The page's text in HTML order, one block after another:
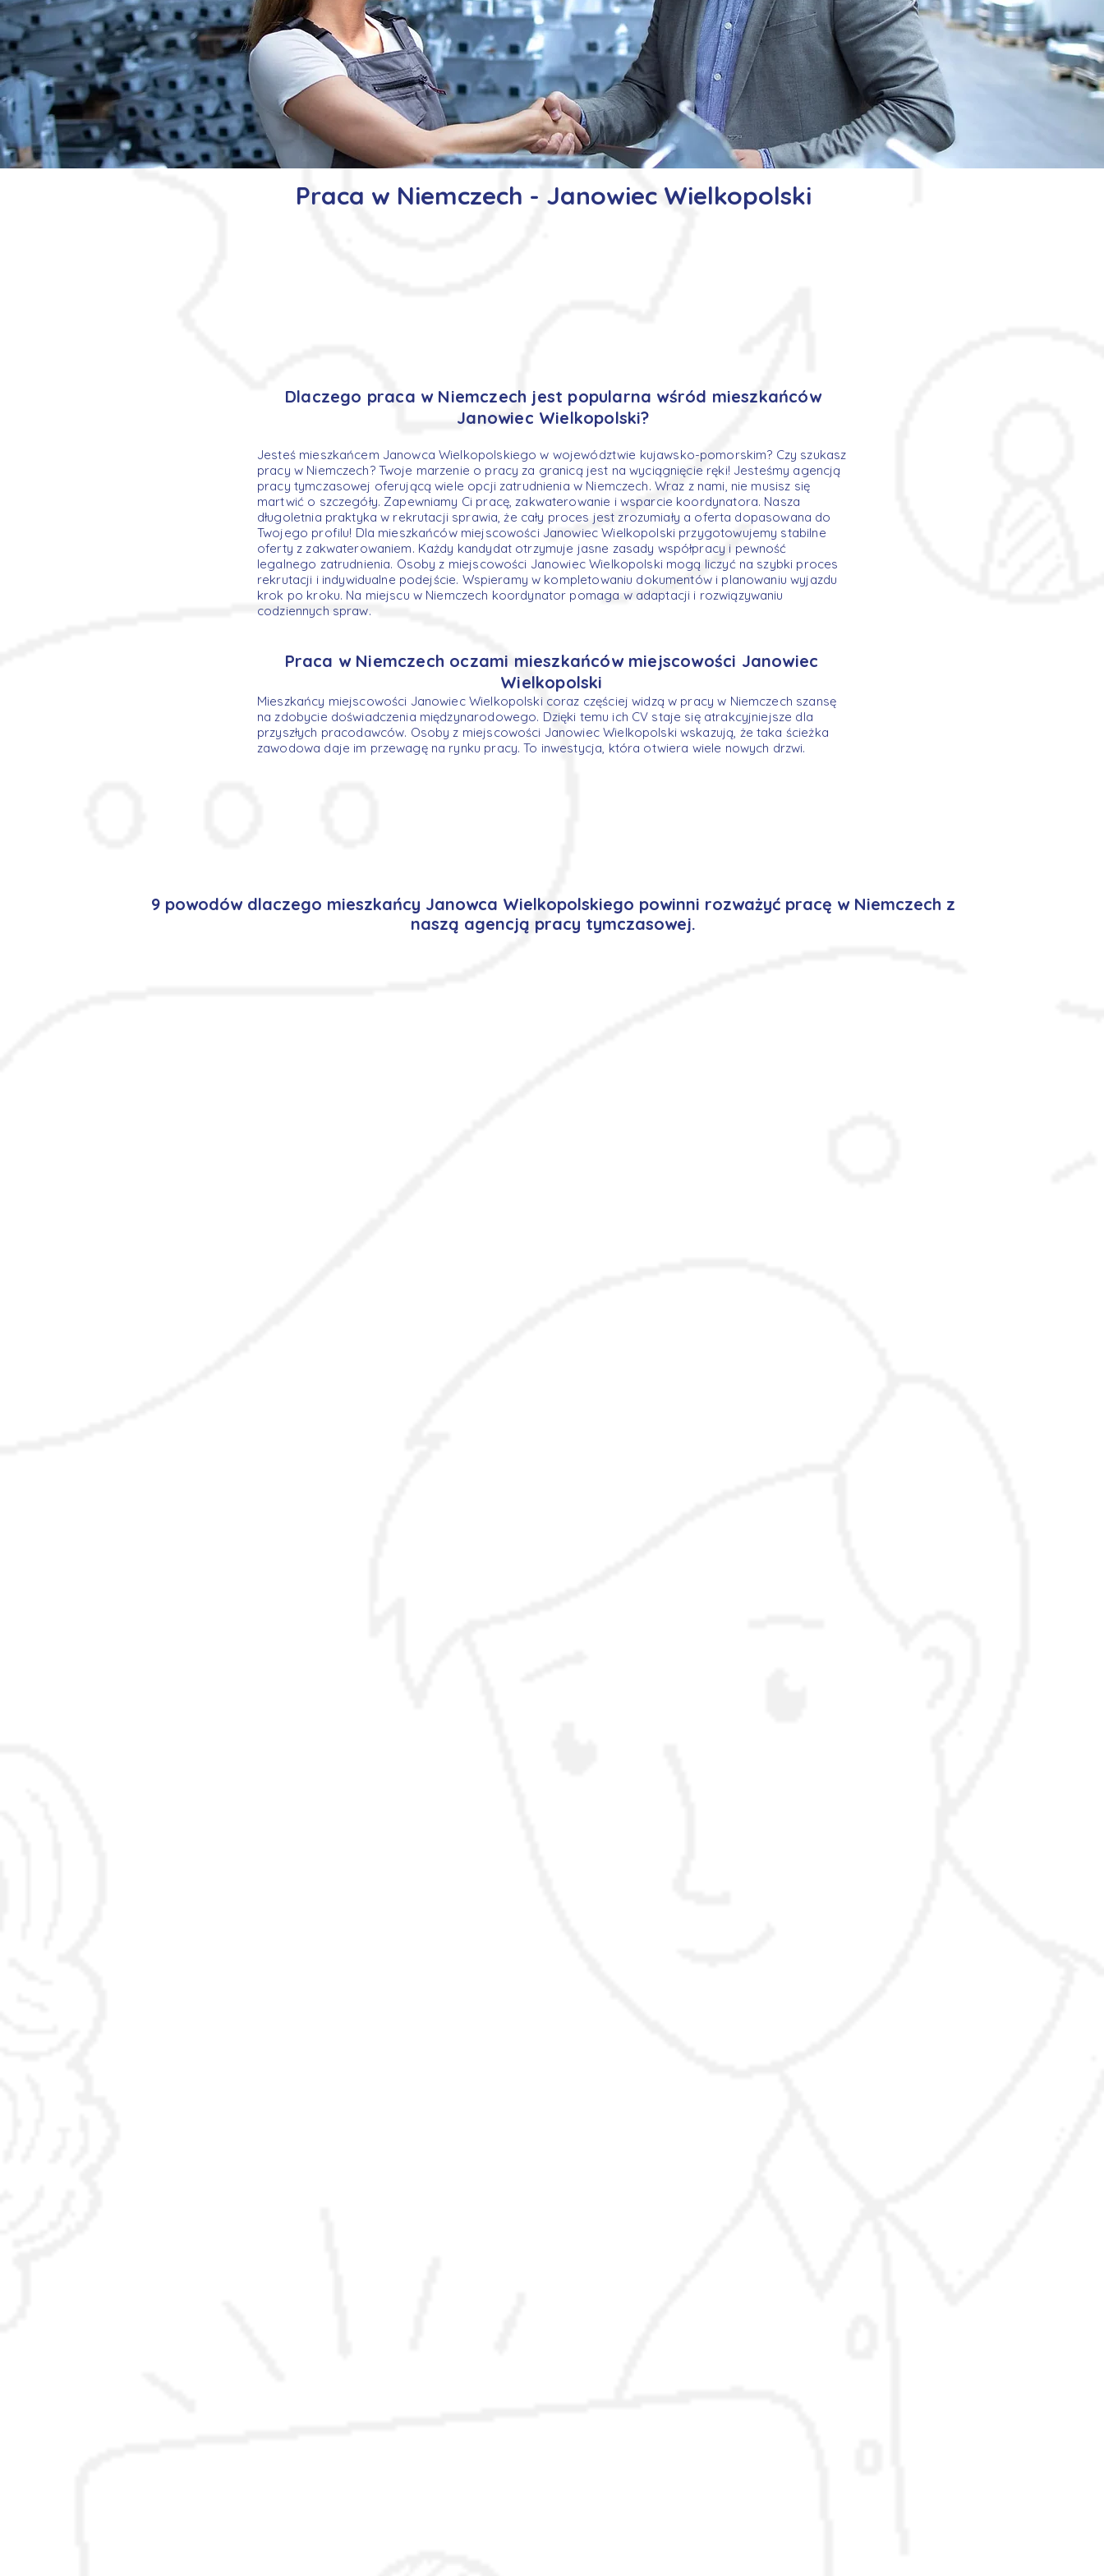
Praca w Niemczech - Janowiec Wielkopolski
Dlaczego praca w Niemczech jest popularna wśród mieszkańców
Janowiec Wielkopolski?
Jesteś mieszkańcem Janowca Wielkopolskiego w województwie kujawsko-pomorskim? Czy szukasz
pracy w Niemczech? Twoje marzenie o pracy za granicą jest na wyciągnięcie ręki! Jesteśmy agencją
pracy tymczasowej oferującą wiele opcji zatrudnienia w Niemczech. Wraz z nami, nie musisz się
martwić o szczegóły. Zapewniamy Ci pracę, zakwaterowanie i wsparcie koordynatora. Nasza
długoletnia praktyka w rekrutacji sprawia, że cały proces jest zrozumiały a oferta dopasowana do
Twojego profilu! Dla mieszkańców miejscowości Janowiec Wielkopolski przygotowujemy stabilne
oferty z zakwaterowaniem. Każdy kandydat otrzymuje jasne zasady współpracy i pewność
legalnego zatrudnienia. Osoby z miejscowości Janowiec Wielkopolski mogą liczyć na szybki proces
rekrutacji i indywidualne podejście. Wspieramy w kompletowaniu dokumentów i planowaniu wyjazdu
krok po kroku. Na miejscu w Niemczech koordynator pomaga w adaptacji i rozwiązywaniu
codziennych spraw.
Praca w Niemczech oczami mieszkańców miejscowości Janowiec
Wielkopolski
Mieszkańcy miejscowości Janowiec Wielkopolski coraz częściej widzą w pracy w Niemczech szansę
na zdobycie doświadczenia międzynarodowego. Dzięki temu ich CV staje się atrakcyjniejsze dla
przyszłych pracodawców. Osoby z miejscowości Janowiec Wielkopolski wskazują, że taka ścieżka
zawodowa daje im przewagę na rynku pracy. To inwestycja, która otwiera wiele nowych drzwi.
9 powodów dlaczego mieszkańcy Janowca Wielkopolskiego powinni rozważyć pracę w Niemczech z
naszą agencją pracy tymczasowej.